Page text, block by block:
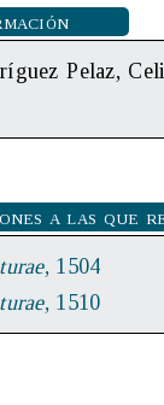
Pelaz,
a las que
, 1504
, 1510